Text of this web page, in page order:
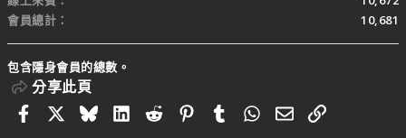
會員總計
10,681
包含隱身會員的總數。
分享此頁
FacebookBlueskyLinkedIn
RedditPinterestTumblrWhatsApp
電子郵件
連結